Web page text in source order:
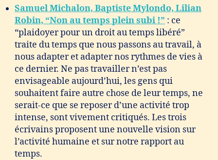
Samuel Michalon, Baptiste Mylondo, Lilian
Robin, “Non au temps plein subi !” : ce
“plaidoyer pour un droit au temps libéré”
traite du temps que nous passons au travail, à
nous adapter et adapter nos rythmes de vies à
ce dernier. Ne pas travailler n’est pas
envisageable aujourd’hui, les gens qui
souhaitent faire autre chose de leur temps, ne
serait-ce que se reposer d’une activité trop
intense, sont vivement critiqués. Les trois
écrivains proposent une nouvelle vision sur
l’activité humaine et sur notre rapport au
temps.